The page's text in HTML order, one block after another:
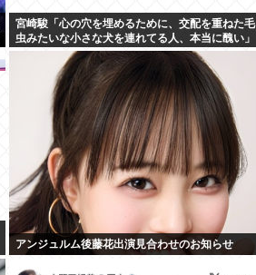
宮崎駿「心の穴を埋めるために、交配を重ねた毛
虫みたいな小さな犬を連れてる人、本当に醜い」
←これどう思う？
アンジュルム後藤花出演見合わせのお知らせ